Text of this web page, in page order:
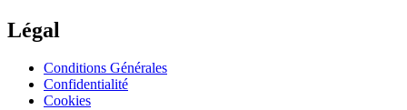
Légal
Conditions Générales
Confidentialité
Cookies